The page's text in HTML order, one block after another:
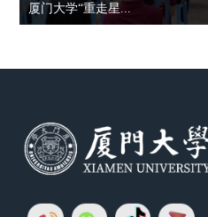
厦门大学“重走星...